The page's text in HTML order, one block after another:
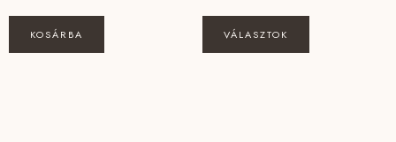
KOSÁRBA VÁLASZTOK
a